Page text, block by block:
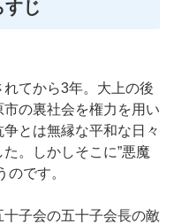
じ
てから3年。大上の後
の裏社会を権力を用い
とは無縁な平和な日々
。しかしそこに”悪魔
のです。
子会の五十子会長の敵